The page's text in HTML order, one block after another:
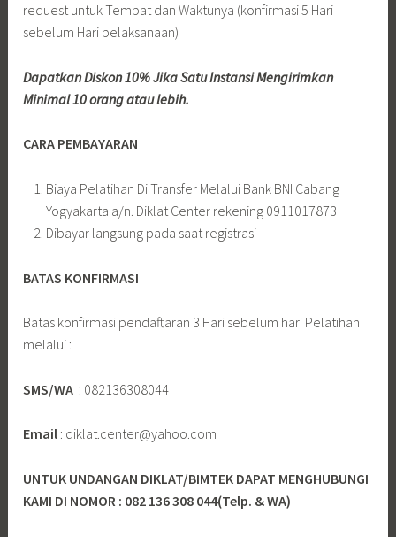
request untuk Tempat dan Waktunya (konfirmasi 5 Hari
sebelum Hari pelaksanaan)
Dapatkan Diskon 10% Jika Satu Instansi Mengirimkan
Minimal 10 orang atau lebih.
CARA PEMBAYARAN
Biaya Pelatihan Di Transfer Melalui Bank BNI Cabang
Yogyakarta a/n. Diklat Center rekening 0911017873
Dibayar langsung pada saat registrasi
BATAS KONFIRMASI
Batas konfirmasi pendaftaran 3 Hari sebelum hari Pelatihan
melalui :
SMS/WA : 082136308044
Email : diklat.center@yahoo.com
UNTUK UNDANGAN DIKLAT/BIMTEK DAPAT MENGHUBUNGI
KAMI DI NOMOR : 082 136 308 044(Telp. & WA)